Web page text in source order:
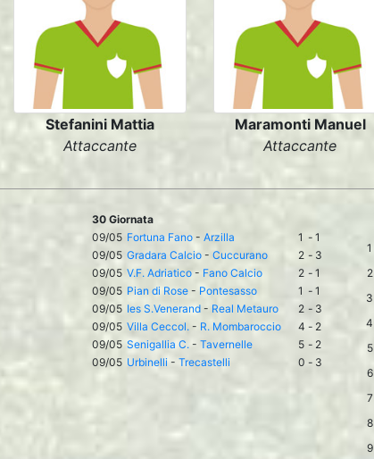
Stefanini Mattia
Attaccante
Maramonti Manuel
Attaccante
30 Giornata
09/05 Fortuna Fano - Arzilla 1 - 1
09/05 Gradara Calcio - Cuccurano 2 - 3
09/05 V.F. Adriatico - Fano Calcio 2 - 1
09/05 Pian di Rose - Pontesasso 1 - 1
09/05 Ies S.Venerand - Real Metauro 2 - 3
09/05 Villa Ceccol. - R. Mombaroccio 4 - 2
09/05 Senigallia C. - Tavernelle 5 - 2
09/05 Urbinelli - Trecastelli 0 - 3
1
2
3
4
5
6
7
8
9